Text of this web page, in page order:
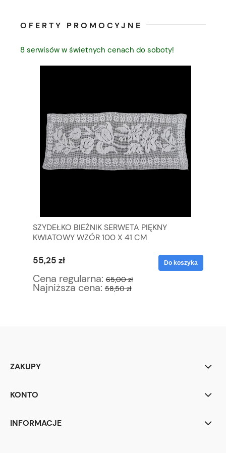
OFERTY PROMOCYJNE
8 serwisów w świetnych cenach do soboty!
SZYDEŁKO BIEŻNIK SERWETA PIĘKNY
KWIATOWY WZÓR 100 X 41 CM
55,25 zł
Cena regularna: 65,00 zł
Najniższa cena: 58,50 zł
Do koszyka
ZAKUPY
KONTO
INFORMACJE